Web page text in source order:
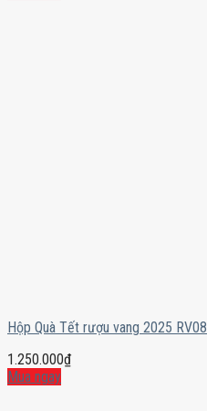
Hộp Quà Tết rượu vang 2025 RV08
1.250.000₫
Mua ngay